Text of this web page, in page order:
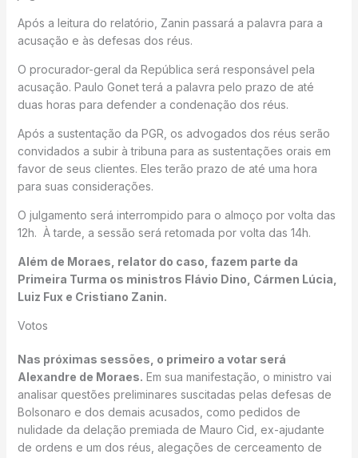
Após a leitura do relatório, Zanin passará a palavra para a
acusação e às defesas dos réus.
O procurador-geral da República será responsável pela
acusação. Paulo Gonet terá a palavra pelo prazo de até
duas horas para defender a condenação dos réus.
Após a sustentação da PGR, os advogados dos réus serão
convidados a subir à tribuna para as sustentações orais em
favor de seus clientes. Eles terão prazo de até uma hora
para suas considerações.
O julgamento será interrompido para o almoço por volta das
12h. À tarde, a sessão será retomada por volta das 14h.
Além de Moraes, relator do caso, fazem parte da
Primeira Turma os ministros Flávio Dino, Cármen Lúcia,
Luiz Fux e Cristiano Zanin.
Votos
Nas próximas sessões, o primeiro a votar será
Alexandre de Moraes. Em sua manifestação, o ministro vai
analisar questões preliminares suscitadas pelas defesas de
Bolsonaro e dos demais acusados, como pedidos de
nulidade da delação premiada de Mauro Cid, ex-ajudante
de ordens e um dos réus, alegações de cerceamento de